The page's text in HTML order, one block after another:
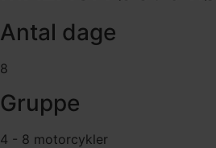
Antal dage
8
Gruppe
4 - 8 motorcykler